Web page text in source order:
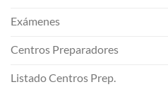
Exámenes
Centros Preparadores
Listado Centros Prep.